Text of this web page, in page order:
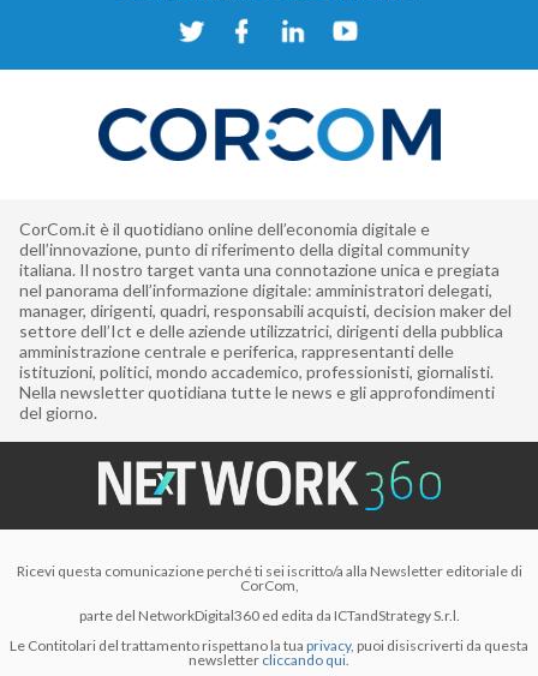
CorCom.it è il quotidiano online dell’economia digitale e
dell’innovazione, punto di riferimento della digital community
italiana. Il nostro target vanta una connotazione unica e pregiata
nel panorama dell’informazione digitale: amministratori delegati,
manager, dirigenti, quadri, responsabili acquisti, decision maker del
settore dell’Ict e delle aziende utilizzatrici, dirigenti della pubblica
amministrazione centrale e periferica, rappresentanti delle
istituzioni, politici, mondo accademico, professionisti, giornalisti.
Nella newsletter quotidiana tutte le news e gli approfondimenti
del giorno.
Ricevi questa comunicazione perché ti sei iscritto/a alla Newsletter editoriale di
CorCom,
parte del NetworkDigital360 ed edita da ICTandStrategy S.r.l.
Le Contitolari del trattamento rispettano la tua privacy, puoi disiscriverti da questa
newsletter cliccando qui.